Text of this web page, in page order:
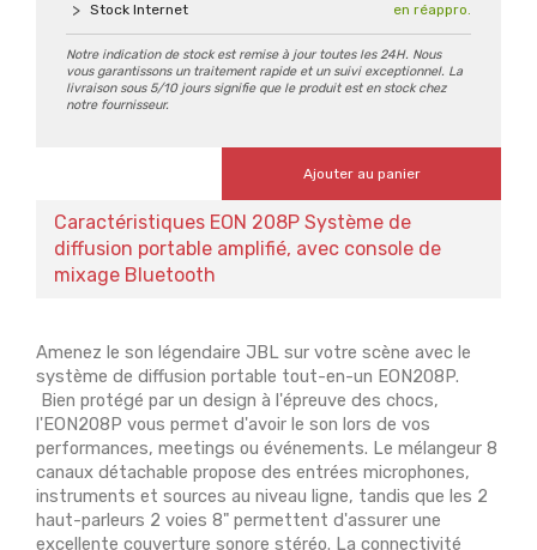
Stock Internet en réappro.
Notre indication de stock est remise à jour toutes les 24H. Nous
vous garantissons un traitement rapide et un suivi exceptionnel. La
livraison sous 5/10 jours signifie que le produit est en stock chez
notre fournisseur.
Ajouter au panier
Caractéristiques EON 208P Système de
diffusion portable amplifié, avec console de
mixage Bluetooth
Amenez le son légendaire JBL sur votre scène avec le
système de diffusion portable tout-en-un EON208P.
Bien protégé par un design à l'épreuve des chocs,
l'EON208P vous permet d'avoir le son lors de vos
performances, meetings ou événements. Le mélangeur 8
canaux détachable propose des entrées microphones,
instruments et sources au niveau ligne, tandis que les 2
haut-parleurs 2 voies 8" permettent d'assurer une
excellente couverture sonore stéréo. La connectivité